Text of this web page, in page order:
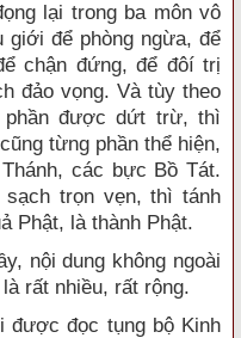
lại trong ba môn vô
để phòng ngừa, để
chận đứng, để đôí trị
đảo vọng. Và tùy theo
phần được dứt trừ, thì
từng phần thể hiện,
các bực Bồ Tát.
trọn vẹn, thì tánh
Phật, là thành Phật.
nội dung không ngoài
rất nhiều, rất rộng.
được đọc tụng bộ Kinh